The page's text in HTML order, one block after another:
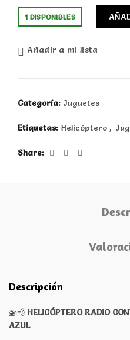
1 DISPONIBLES
Añadir a mi lista
Categoría: Juguetes
Etiquetas: Helicóptero ,
Share
Descripción
🚁💨 HELICÓPTERO RADIO
AZUL